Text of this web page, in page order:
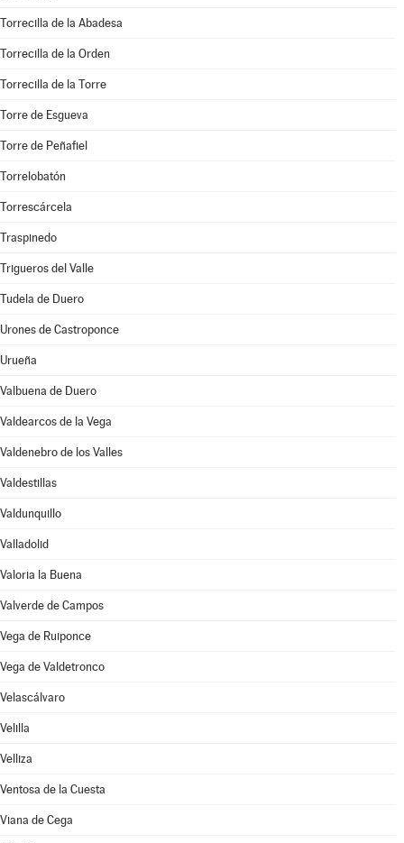
Torrecilla de la Abadesa
Torrecilla de la Orden
Torrecilla de la Torre
Torre de Esgueva
Torre de Peñafiel
Torrelobatón
Torrescárcela
Traspinedo
Trigueros del Valle
Tudela de Duero
Urones de Castroponce
Urueña
Valbuena de Duero
Valdearcos de la Vega
Valdenebro de los Valles
Valdestillas
Valdunquillo
Valladolid
Valoria la Buena
Valverde de Campos
Vega de Ruiponce
Vega de Valdetronco
Velascálvaro
Velilla
Velliza
Ventosa de la Cuesta
Viana de Cega